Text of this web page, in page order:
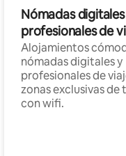
Nómadas
profesionales de
Alojamientos
nómadas digitales y
profesionales de
zonas exclusivas de
con wifi.